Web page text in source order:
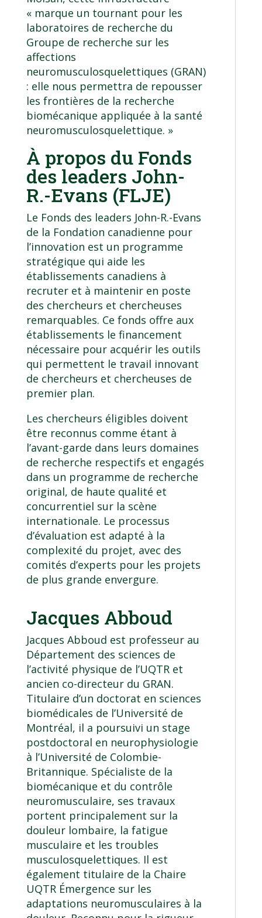
« marque un tournant pour les
laboratoires de recherche du
Groupe de recherche sur les
affections
neuromusculosquelettiques (GRAN)
: elle nous permettra de repousser
les frontières de la recherche
biomécanique appliquée à la santé
neuromusculosquelettique. »
À propos du Fonds
des leaders John-
R.-Evans (FLJE)
Le Fonds des leaders John-R.-Evans
de la Fondation canadienne pour
l’innovation est un programme
stratégique qui aide les
établissements canadiens à
recruter et à maintenir en poste
des chercheurs et chercheuses
remarquables. Ce fonds offre aux
établissements le financement
nécessaire pour acquérir les outils
qui permettent le travail innovant
de chercheurs et chercheuses de
premier plan.
Les chercheurs éligibles doivent
être reconnus comme étant à
l’avant-garde dans leurs domaines
de recherche respectifs et engagés
dans un programme de recherche
original, de haute qualité et
concurrentiel sur la scène
internationale. Le processus
d’évaluation est adapté à la
complexité du projet, avec des
comités d’experts pour les projets
de plus grande envergure.
Jacques Abboud
Jacques Abboud est professeur au
Département des sciences de
l’activité physique de l’UQTR et
ancien co-directeur du GRAN.
Titulaire d’un doctorat en sciences
biomédicales de l’Université de
Montréal, il a poursuivi un stage
postdoctoral en neurophysiologie
à l’Université de Colombie-
Britannique. Spécialiste de la
biomécanique et du contrôle
neuromusculaire, ses travaux
portent principalement sur la
douleur lombaire, la fatigue
musculaire et les troubles
musculosquelettiques. Il est
également titulaire de la Chaire
UQTR Émergence sur les
adaptations neuromusculaires à la